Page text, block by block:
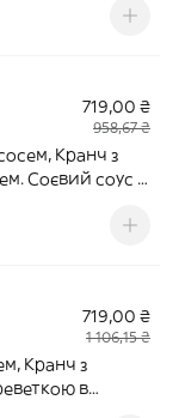
719,00 ₴
958,67 ₴
Кранч з
Соєвий соус -
719,00 ₴
1 106,15 ₴
Кранч з
в